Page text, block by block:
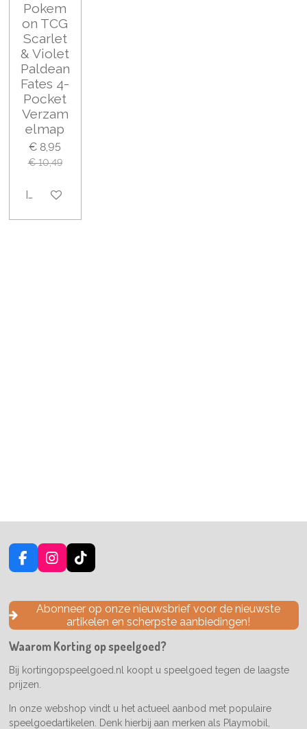
Pokem
on TCG
Scarlet
& Violet
Paldean
Fates 4-
Pocket
Verzam
elmap
€ 8,95
€ 10,49
In winkelwagen
F
a
e
o
k
I
n
t
a
g
a
m
T
i
T
o
k
Abonneer op onze nieuwsbrief voor de nieuwste
artikelen en scherpste aanbiedingen!
Waarom Korting op speelgoed?
Bij kortingopspeelgoed.nl koopt u speelgoed tegen de laagste
prijzen.
In onze webshop vindt u het actueel aanbod met populaire
speelgoedartikelen. Denk hierbij aan merken als Playmobil,